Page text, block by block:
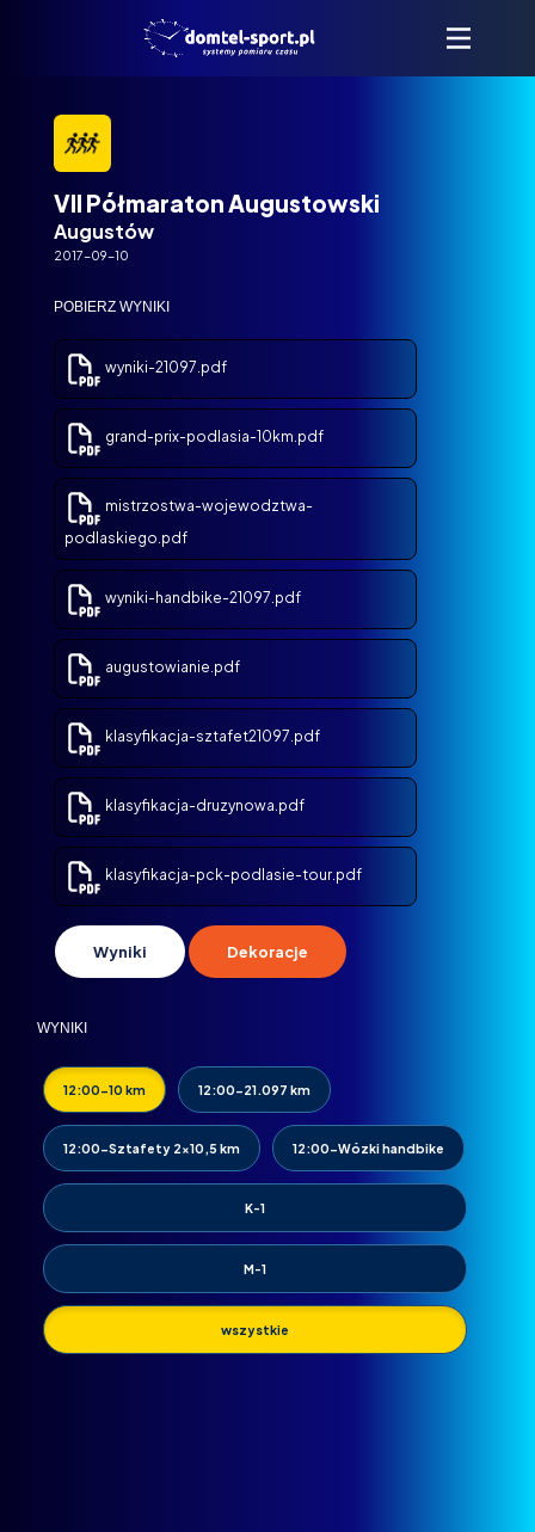
VII Półmaraton Augustowski
Augustów
2017-09-10
POBIERZ WYNIKI
wyniki-21097.pdf
grand-prix-podlasia-10km.pdf
mistrzostwa-wojewodztwa-
podlaskiego.pdf
wyniki-handbike-21097.pdf
augustowianie.pdf
klasyfikacja-sztafet21097.pdf
klasyfikacja-druzynowa.pdf
klasyfikacja-pck-podlasie-tour.pdf
Wyniki Dekoracje
WYNIKI
12:00-10 km 12:00-21.097 km
12:00-Sztafety 2x10,5 km 12:00-Wózki handbike
K-1
M-1
wszystkie